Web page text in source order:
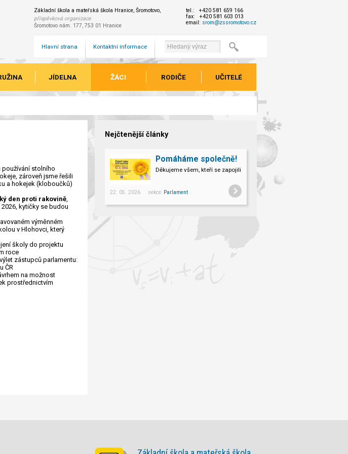
Základní škola a mateřská škola Hranice, Šromotovo,
příspěvková organizace
Šromotovo nám. 177, 753 01 Hranice
tel.: +420 581 659 166
fax: +420 581 603 013
email: srom@zssromotovo.cz
Hlavní strana Kontaktní informace
JÍDELNA ŽÁCI RODIČE UČITELÉ
stolního
zároveň jsme řešili
a hokejek (kloboučků)
den proti rakovině,
kytičky se budou
výměnném
v Hlohovci, který
školy do projektu
roce
zástupců parlamentu:
ČR
na možnost
prostřednictvím
Nejčtenější články
Pomáháme společně!
Děkujeme všem, kteří se zapojili do Českého dne proti rakovině 2026.
22. 05. 2026 sekce: Parlament